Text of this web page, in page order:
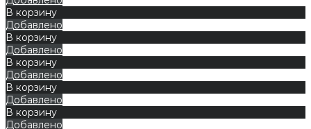
В корзину
Добавлено
В корзину
Добавлено
В корзину
Добавлено
В корзину
Добавлено
В корзину
Добавлено